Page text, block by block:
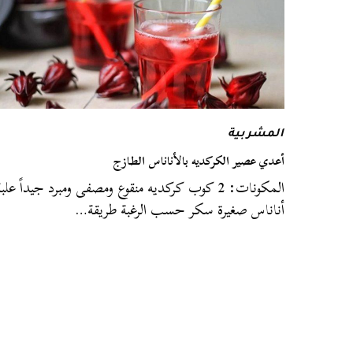
المشربية
أعدي عصير الكركديه بالأناناس الطازج
المكونات: 2 كوب كركديه منقوع ومصفى ومبرد جيداً
أناناس صغيرة سكر حسب الرغبة طريقة…